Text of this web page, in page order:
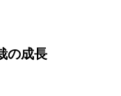
の成長